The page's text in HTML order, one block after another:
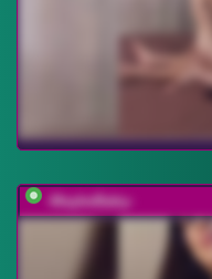
-MaybeBaby-